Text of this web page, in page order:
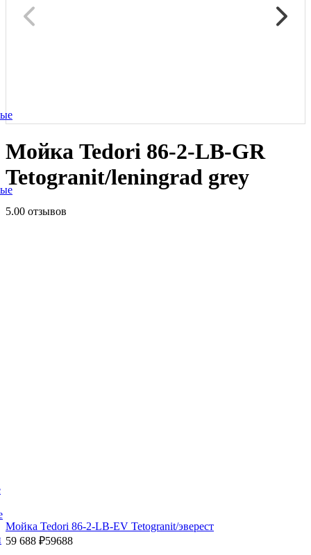
Мойка Tedori 86-2-LB-GR
Tetogranit/leningrad grey
5.00 отзывов
Мойка Tedori 86-2-LB-EV Tetogranit/эверест
59 688 ₽59688